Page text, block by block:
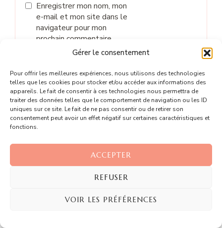
Gérer le consentement
Pour offrir les meilleures expériences, nous utilisons des technologies
telles que les cookies pour stocker et/ou accéder aux informations des
appareils. Le fait de consentir à ces technologies nous permettra de
traiter des données telles que le comportement de navigation ou les ID
uniques sur ce site. Le fait de ne pas consentir ou de retirer son
consentement peut avoir un effet négatif sur certaines caractéristiques et
fonctions.
ACCEPTER
REFUSER
VOIR LES PRÉFÉRENCES
Enregistrer mon nom, mon
e-mail et mon site dans le
navigateur pour mon
prochain commentaire.
Ces recettes pourraient vous
plaire...